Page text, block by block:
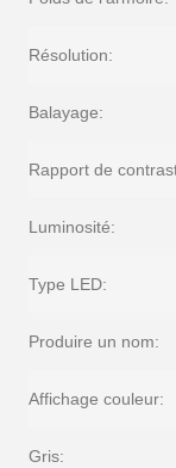
Résolution:
Balayage:
Rapport de
Luminosité:
Type LED:
Produire un nom:
Affichage couleur:
Gris: